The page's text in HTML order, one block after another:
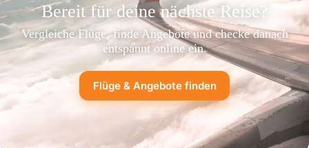
Bereit für deine nächste Reise?
Vergleiche Flüge, finde Angebote und checke danach
entspannt online ein.
Flüge & Angebote finden